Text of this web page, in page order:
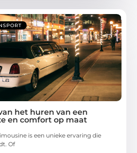
het huren van een
en comfort op maat
is een unieke ervaring die
Of